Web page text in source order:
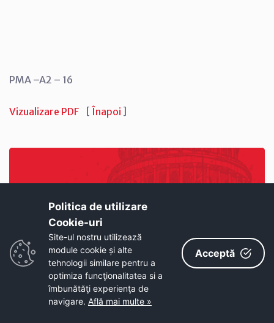
Pagini similare
Proiect Nr.38 din 21-11-2016
PMA –A2 – 16
Vizualizare PDF [ Înapoi ]
Politica de utilizare
Cookie-uri‎
Site-ul nostru utilizează
module cookie și alte
tehnologii similare pentru a
optimiza funcţionalitatea si a
îmbunătăţi experienţa de
navigare. Află mai multe »
Acceptă